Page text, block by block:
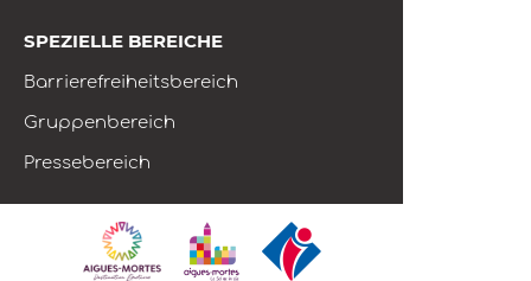
SPEZIELLE BEREICHE
Barrierefreiheitsbereich
Gruppenbereich
Pressebereich